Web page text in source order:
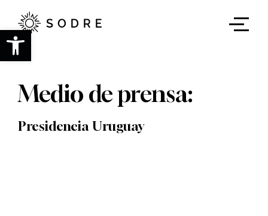
Abrir barra de herramientas
contenido
principal
Medio de prensa:
Presidencia Uruguay